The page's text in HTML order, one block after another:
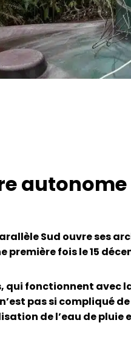
autonome
Sud ouvre ses
fois le 15
qui fonctionnent avec
pas si compliqué
de l’eau de